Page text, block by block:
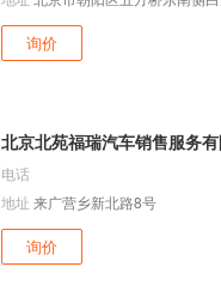
询价
北京北苑福瑞汽车销售服务
电话
地址 来广营乡新北路8号
询价